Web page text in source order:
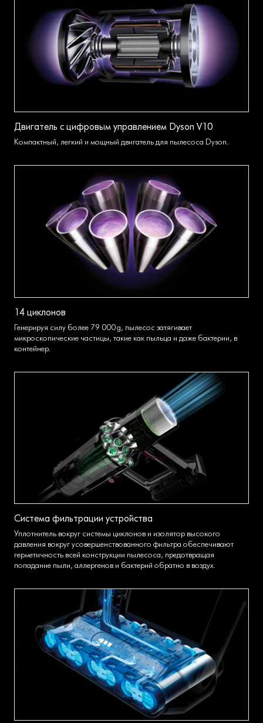
Двигатель с цифровым управлением Dyson V10
Компактный, легкий и мощный двигатель для пылесоса Dyson.
14 циклонов
Генерируя силу более 79 000 g, пылесос затягивает
микроскопические частицы, такие как пыльца и даже бактерии, в
контейнер.
Система фильтрации устройства
Уплотнитель вокруг системы циклонов и изолятор высокого
давления вокруг усовершенствованного фильтра обеспечивают
герметичность всей конструкции пылесоса, предотвращая
попадание пыли, аллергенов и бактерий обратно в воздух.